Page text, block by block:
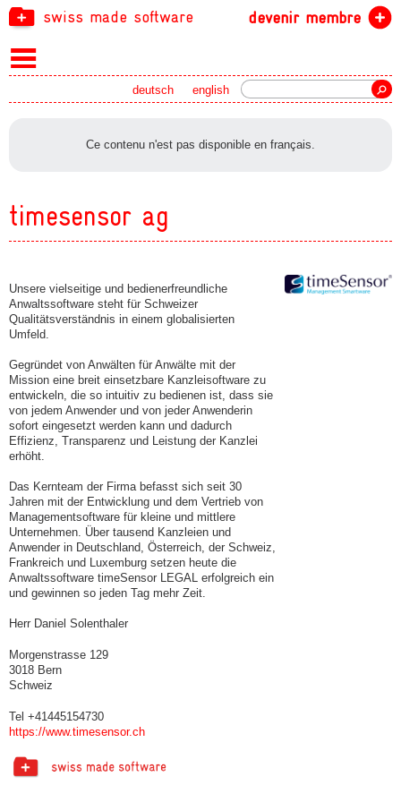
swiss made software devenir membre
english
deutsch
Ce contenu n'est pas disponible en français.
timesensor ag
Unsere vielseitige und bedienerfreundliche
Anwaltssoftware steht für Schweizer
Qualitätsverständnis in einem globalisierten
Umfeld.
Gegründet von Anwälten für Anwälte mit der
Mission eine breit einsetzbare Kanzleisoftware zu
entwickeln, die so intuitiv zu bedienen ist, dass sie
von jedem Anwender und von jeder Anwenderin
sofort eingesetzt werden kann und dadurch
Effizienz, Transparenz und Leistung der Kanzlei
erhöht.
Das Kernteam der Firma befasst sich seit 30
Jahren mit der Entwicklung und dem Vertrieb von
Managementsoftware für kleine und mittlere
Unternehmen. Über tausend Kanzleien und
Anwender in Deutschland, Österreich, der Schweiz,
Frankreich und Luxemburg setzen heute die
Anwaltssoftware timeSensor LEGAL erfolgreich ein
und gewinnen so jeden Tag mehr Zeit.
Herr Daniel Solenthaler
Morgenstrasse 129
3018 Bern
Schweiz
Tel +41445154730
https://www.timesensor.ch